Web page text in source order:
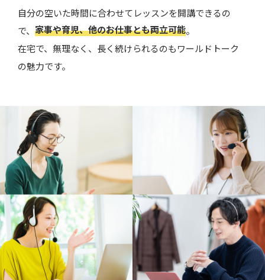
自分の空いた時間に合わせてレッスンを開講できるの
で、 家事や育児、他のお仕事とも両立可能。
在宅で、無理なく、長く続けられるのもワールドトーク
の魅力です。